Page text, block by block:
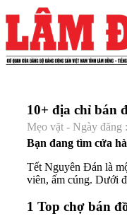
10+ địa chỉ bán
Mẹo vặt - Ngày đăng
Bạn đang tìm cửa
Tết Nguyên Đán là
viên, ấm cúng. Dưới
1 Top chợ bán